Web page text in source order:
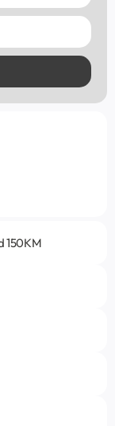
150KM